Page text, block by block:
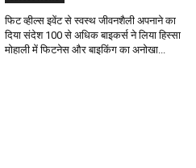
फिट व्हील्स इवेंट से स्वस्थ जीवनशैली अपनाने का
दिया संदेश 100 से अधिक बाइकर्स ने लिया हिस्सा
मोहाली में फिटनेस और बाइकिंग का अनोखा...